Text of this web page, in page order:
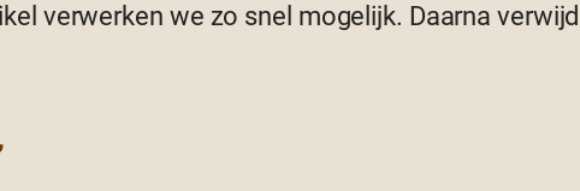
verwerken we zo snel mogelijk. Daarna